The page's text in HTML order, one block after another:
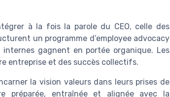
à la fois la parole du CEO, celle des
un programme d’employee advocacy
gagnent en portée organique. Les
entreprise et des succès collectifs.
la vision valeurs dans leurs prises de
préparée, entraînée et alignée avec la